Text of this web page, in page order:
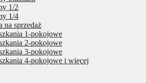
1/2
1/4
na sprzedaż
1-pokojowe
2-pokojowe
3-pokojowe
4-pokojowe i więcej